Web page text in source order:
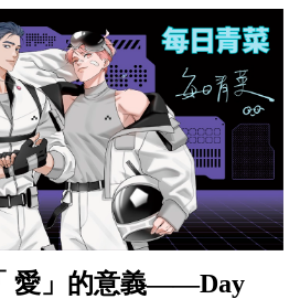
愛」的意義——Day